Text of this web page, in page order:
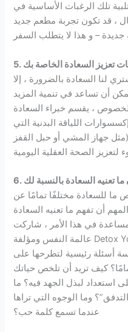
تلك الرغبات الأساسية في
، قد تكون تجربة مطعم جديد
تعزيز السعادة الخاصة بك
لنا السعادة بالضرورة ، إلا
أن تساعد في تنمية المزيد
، يقسم خبراء السعادة
اللياقة البدنية التي
جهاز المشي أو حبل القفز
تعنيه السعادة بالنسبة لك
ما للسعادة مختلفًا تمامًا عن
أن تفهم ما تعنيه السعادة
في هذا الأمر ، شاركت
عالمة النفس ومؤلفة Detox Your Mindts Andrea Bonior ،
أسئلة رئيسية لتطرحها على
كيف تريد أن تلخص حياتك
استعداد لبذل الجهد فيه؟ ما
وما الوجوه التي تراها
عندما تسمع كلمة حب؟